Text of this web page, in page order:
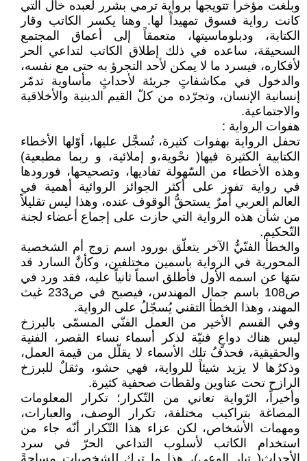
وبلغت مؤخراً تتويجها برواية ترمي بشرر لعبده خال التي
كانت رواية فسوق تمهيداً لها. وهنا يكسر الكاتب وقار
الكتابة، ودبلوماسيتها، متعمقاً إلى أعماق المجتمع
السحيقة، ساعده في ذلك إطلاق الكاتب لتداعي الحر
لأفكاره، فيسرد ما لا يمكن لأحد التجرؤ به حتى مع نفسه،
والدخول في مكاشفاتٍ جريئة لأحداثٍ مأساوية تدمّر
إنسانية الإنسان، وتجرّده من كلّ القيم الدينية والأخلاقية
والاجتماعية.
هفوات الرواية :
تحفل الرواية بهفوات كثيرة، تُسجَّل عليها، أوّلها الأخطاء
الكتابية الكثيرة فيها( نحْوية،و إملائية، و ربما مطبعية)
وهذه الأخطاء من السّهولة تفاديها، وتصحيحها، فورودها
في رواية تفوز على أكثر الجوائز الروائية أهمية في
العالم العربي أمرٌ يستحقُّ الوقوف عنده، وهذا ليس تقليلاً
من شأن هذه الرواية التي حازت على إجماع أعضاء لجنة
التّحكيم.
والخطأ الفنّيُّ الآخر يتعلّق بورود اسم زوج أم الشخصية
المحورية في الرواية باسمين مختلفين، وكأنَّ السارد قد
سَهَا عن اسمه الأول فأطلق اسماً ثانياً عليه، فقد ورد في
ص108 باسم جمال المهندس، فيصبح في ص233 غيث
المهند، وهذا الخطأ التقني يُسجّلُ على الرواية.
وفي القسم الأخير من العمل الفنّي المسمّى بالبرزخ
ليس هناك دواعٍ فنيّة لذكر أسماء نساء القصر، الفنية
والحقيقية، فحذفُ تلك الأسماء لا يقلّل من قيمة العمل،
وذكرُها لا يزيد شيئاً للرواية، فهي حشو، وثقلٌ للبرزخ
الرازح تحت عناوين ولقطات صحفية كثيرة.
وأخيراً، الرّواية تعاني من التّكرار؛ تكرار المعلومات
المصاغة بتراكيب مختلفة، تكرار الوصف، والعبارات،
ومهمات الأشخاص، لكن عزاء هذا التّكرار أنّه جاء من
استخدام الكاتب لأسلوب التداعي الحرّ في سرد